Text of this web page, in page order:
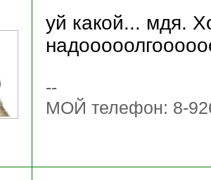
уй какой... мдя.
--
МОЙ телефон: 8-